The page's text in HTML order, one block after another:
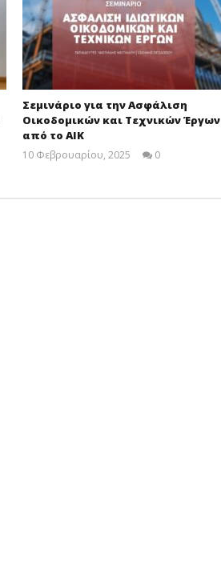
Σεμινάριο για την Ασφάλιση
Οικοδομικών και Τεχνικών Έργων
από το ΑΙΚ
10 Φεβρουαρίου, 2025
0